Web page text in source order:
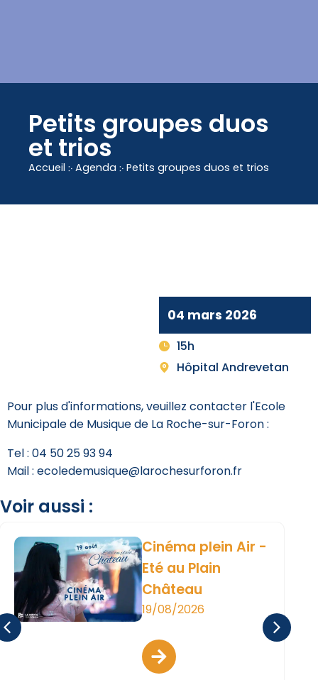
Petits groupes duos
et trios
Accueil ჻ Agenda ჻ Petits groupes duos et trios
04 mars 2026
15h
Hôpital Andrevetan
Pour plus d'informations, veuillez contacter l'Ecole
Municipale de Musique de La Roche-sur-Foron :
Tel : 04 50 25 93 94
Mail : ecoledemusique@larochesurforon.fr
Voir aussi :
Cinéma plein Air -
Eté au Plain
Château
19/08/2026